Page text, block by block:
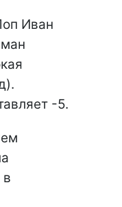
Иван
-5.
в